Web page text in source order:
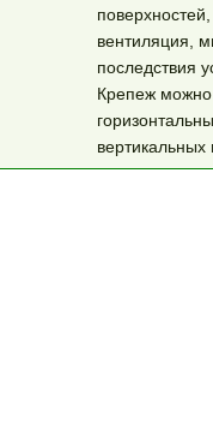
вентиляция,
последствия
Крепеж можно
вертикальных